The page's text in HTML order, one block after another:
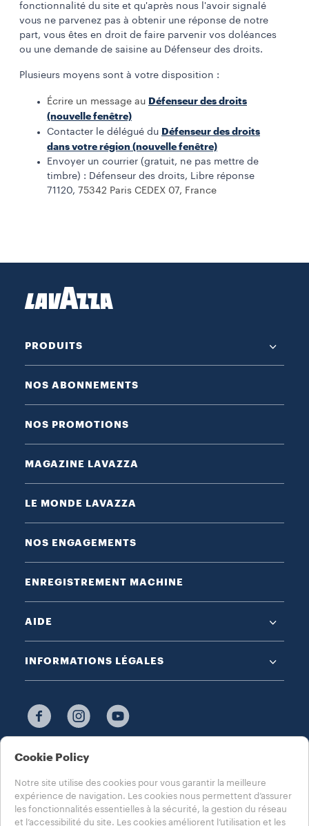
fonctionnalité du site et qu'après nous l'avoir signalé
vous ne parvenez pas à obtenir une réponse de notre
part, vous êtes en droit de faire parvenir vos doléances
ou une demande de saisine au Défenseur des droits.
Plusieurs moyens sont à votre disposition :
Écrire un message au Défenseur des droits
(nouvelle fenêtre)
Contacter le délégué du Défenseur des droits
dans votre région (nouvelle fenêtre)
Envoyer un courrier (gratuit, ne pas mettre de
timbre) : Défenseur des droits, Libre réponse
71120, 75342 Paris CEDEX 07, France
PRODUITS
NOS ABONNEMENTS
NOS PROMOTIONS
MAGAZINE LAVAZZA
LE MONDE LAVAZZA
NOS ENGAGEMENTS
ENREGISTREMENT MACHINE
AIDE
INFORMATIONS LÉGALES
CHOISISSEZ VOTRE PAYS
FRANCE
Cookie Policy
Notre site utilise des cookies pour vous garantir la meilleure
expérience de navigation. Les cookies nous permettent d’assurer
les fonctionnalités essentielles à la sécurité, la gestion du réseau
et l’accessibilité du site. Les cookies améliorent l’utilisation et les